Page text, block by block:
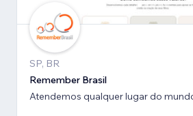
SP, BR
Remember Brasil
Atendemos qualquer lugar do